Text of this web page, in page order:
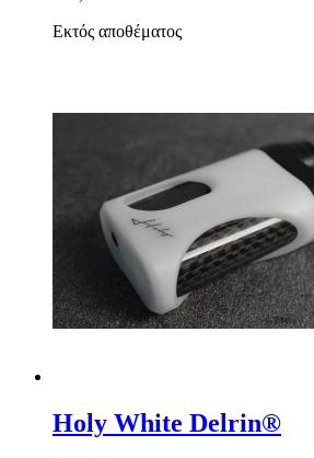
Εκτός αποθέματος
Holy White Delrin®